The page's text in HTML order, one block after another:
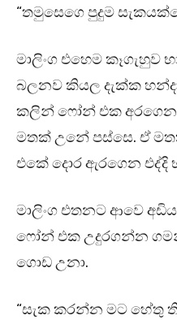
“තමුසෙගෙ පුදුම
මාලිංග එහෙම කෑගැහුව
බලනව කියල දැක්ක
කලින් ෆෝන් එක අරගෙන
මතක් උනේ පස්සෙ. ඒ
එකේ දොර ඇරගෙන
මාලිංග එතනට ආවෙ
ෆෝන් එක උදුරගන්න
ගොඩ උනා.
“සැක කරන්න මට හේතු